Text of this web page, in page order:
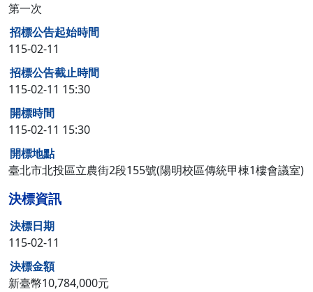
第一次
招標公告起始時間
115-02-11
招標公告截止時間
115-02-11 15:30
開標時間
115-02-11 15:30
開標地點
臺北市北投區立農街2段155號(陽明校區傳統甲棟1樓會議室)
決標資訊
決標日期
115-02-11
決標金額
新臺幣10,784,000元